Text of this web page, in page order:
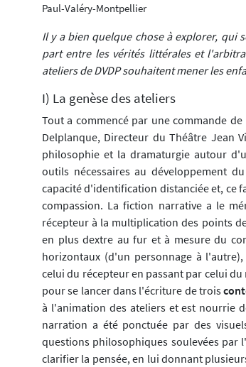
Paul-Valéry-Montpellier
Il y a bien quelque chose à explorer, qui
part entre les vérités littérales et
ateliers de DVDP souhaitent mener les
I) La genèse des ateliers
Tout a commencé par une commande
Delplanque, Directeur du Théâtre Jean
philosophie et la dramaturgie autour
outils nécessaires au développement
capacité d'identification distanciée et, ce
compassion. La fiction narrative a le
récepteur à la multiplication des points
en plus dextre au fur et à mesure du
horizontaux (d'un personnage à
celui du récepteur en passant par celui
pour se lancer dans l'écriture de trois
à l'animation des ateliers et est nourrie
narration a été ponctuée par des
questions philosophiques soulevées par
clarifier la pensée, en lui donnant